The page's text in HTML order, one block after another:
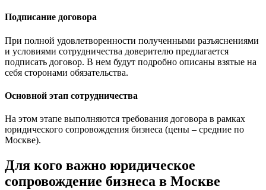
Подписание договора
При полной удовлетворенности полученными разъяснениями
и условиями сотрудничества доверителю предлагается
подписать договор. В нем будут подробно описаны взятые на
себя сторонами обязательства.
Основной этап сотрудничества
На этом этапе выполняются требования договора в рамках
юридического сопровождения бизнеса (цены – средние по
Москве).
Для кого важно юридическое
сопровождение бизнеса в Москве